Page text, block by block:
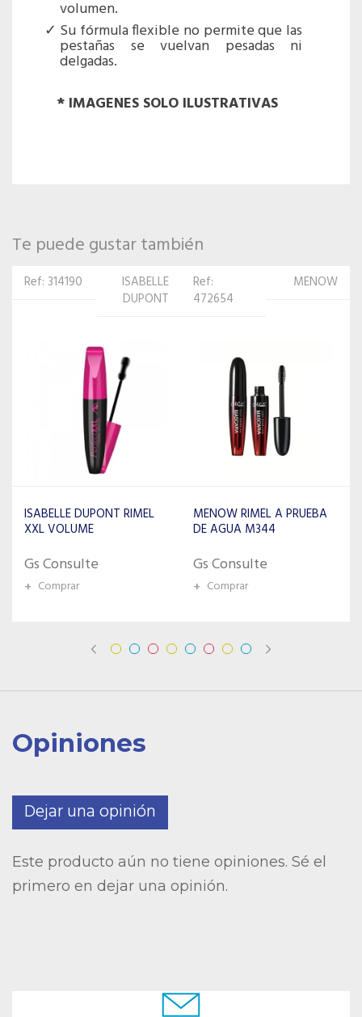
volumen.
Su fórmula flexible no permite que las
pestañas se vuelvan pesadas ni
delgadas.
* IMAGENES SOLO ILUSTRATIVAS
Te puede gustar también
Ref:
MENOW
MENOW RIMEL A PRUEBA
DE AGUA M344
Gs Consulte
+ Comprar
Ref: 314237
ISABELLE
ISABELLE DUPONT RIMEL
EFFECTIVELY 7/24
Gs Consulte
+ Comprar
Opiniones
Dejar una opinión
Este producto aún no tiene opiniones. Sé el
primero en dejar una opinión.